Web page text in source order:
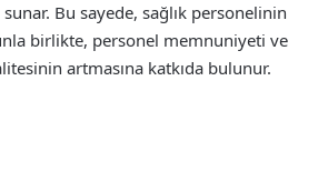
Bu sayede, sağlık personelinin
birlikte, personel memnuniyeti ve
artmasına katkıda bulunur.